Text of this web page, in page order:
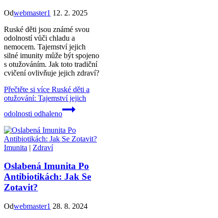
Odwebmaster1 12. 2. 2025
Ruské děti jsou známé svou
odolností vůči chladu a
nemocem. Tajemství jejich
silné imunity může být spojeno
s otužováním. Jak toto tradiční
cvičení ovlivňuje jejich zdraví?
Přečtěte si více Ruské děti a
otužování: Tajemství jejich
odolnosti odhaleno
Imunita | Zdraví
Oslabená Imunita Po
Antibiotikách: Jak Se
Zotavit?
Odwebmaster1 28. 8. 2024